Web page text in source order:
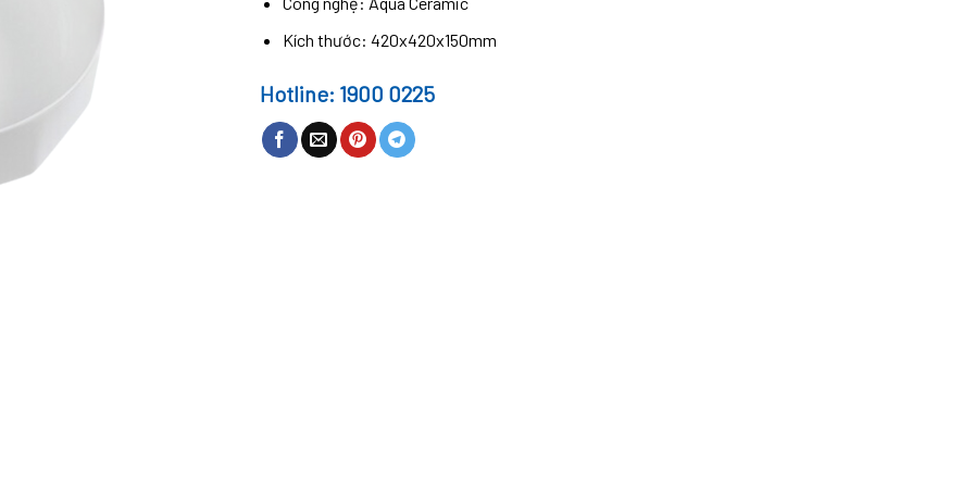
Kích thước: 420x420x150mm
Hotline: 1900 0225